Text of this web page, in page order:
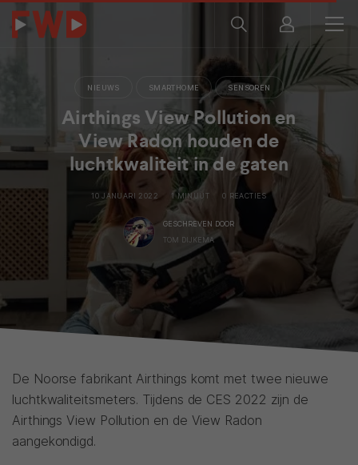
NIEUWS SMARTHOME SENSOREN
Airthings View Pollution en
View Radon houden de
luchtkwaliteit in de gaten
10 JANUARI 2022 1 MINUUT 0 REACTIES
GESCHREVEN DOOR
TOM DIJKEMA
De Noorse fabrikant Airthings komt met twee nieuwe
luchtkwaliteitsmeters. Tijdens de CES 2022 zijn de
Airthings View Pollution en de View Radon
aangekondigd.